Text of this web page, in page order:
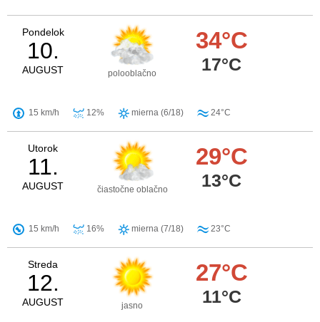
Pondelok
10.
AUGUST polooblačno
34°C
17°C
15 km/h 12% mierna (6/18) 24°C
Utorok
11.
AUGUST čiastočne oblačno
29°C
13°C
15 km/h 16% mierna (7/18) 23°C
Streda
12.
AUGUST jasno
27°C
11°C